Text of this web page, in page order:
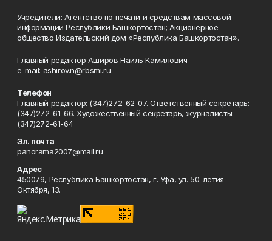
Учредители: Агентство по печати и средствам массовой
информации Республики Башкортостан; Акционерное
общество Издательский дом «Республика Башкортостан».
Главный редактор Аширов Наиль Камилович
e-mail: ashirov.n@rbsmi.ru
Телефон
Главный редактор: (347)272-62-07. Ответственный секретарь:
(347)272-61-66. Художественный секретарь, журналисты:
(347)272-61-64
Эл. почта
panorama2007@mail.ru
Адрес
450079, Республика Башкортостан, г. Уфа, ул. 50-летия
Октября, 13.